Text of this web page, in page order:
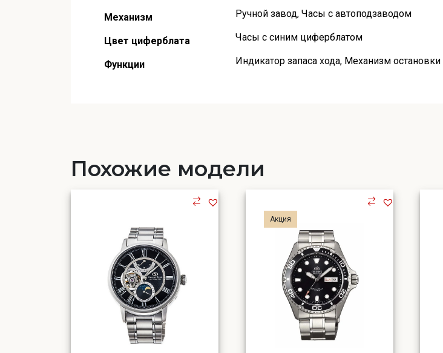
Механизм Ручной завод, Часы с автоподзаводом
Цвет циферблата Часы с синим циферблатом
Функции Индикатор запаса хода, Механизм остановки
Похожие модели
Акция